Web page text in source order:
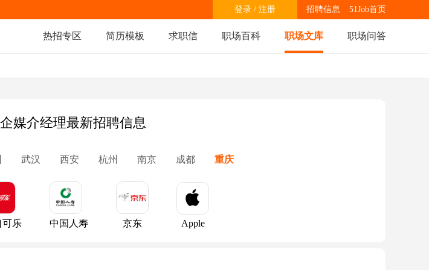
51Job首页
招聘信息
登录 / 注册
热招专区 简历模板 求职信 职场百科 职场文库 职场问答
媒介经理最新招聘信息
武汉 西安 杭州 南京 成都 重庆
可乐 中国人寿 京东 Apple